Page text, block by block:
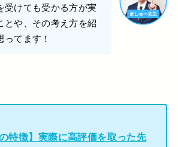
受けても受かる方が実
や、 その考え方を紹
てます！
特徴】実際に高評価を取った先